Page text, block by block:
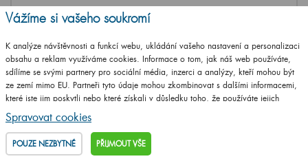
Vážíme si vašeho soukromí
K analýze návštěvnosti a funkcí webu, ukládání vašeho nastavení a personalizaci
obsahu a reklam využíváme cookies. Informace o tom, jak náš web používáte,
sdílíme se svými partnery pro sociální média, inzerci a analýzy, kteří mohou být
ze zemí mimo EU. Partneři tyto údaje mohou zkombinovat s dalšími informacemi,
které jste jim poskytli nebo které získali v důsledku toho, že používáte jejich
služby.
Podrobné informace
Spravovat cookies
POUZE NEZBYTNÉ PŘIJMOUT VŠE